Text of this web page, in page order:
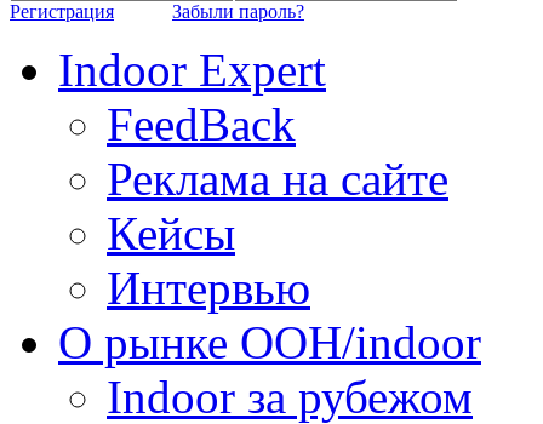
Регистрация Забыли пароль?
Indoor Expert
FeedBack
Реклама на сайте
Кейсы
Интервью
О рынке OOH/indoor
Indoor за рубежом